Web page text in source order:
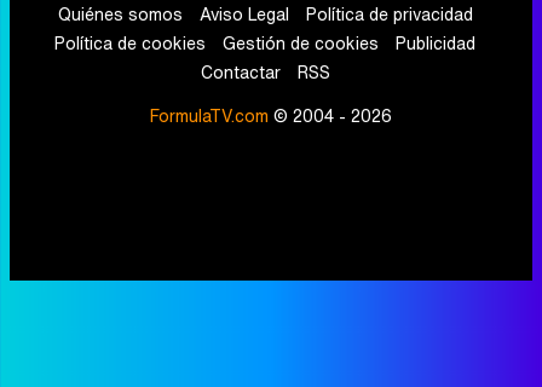
Quiénes somos Aviso Legal
Política de privacidad
Política de cookies
Gestión de cookies
Publicidad
Contactar
RSS
FormulaTV.com © 2004 - 2026